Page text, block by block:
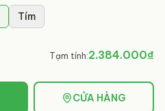
Tím
Tạm tính:2.384.000₫
CỬA HÀNG